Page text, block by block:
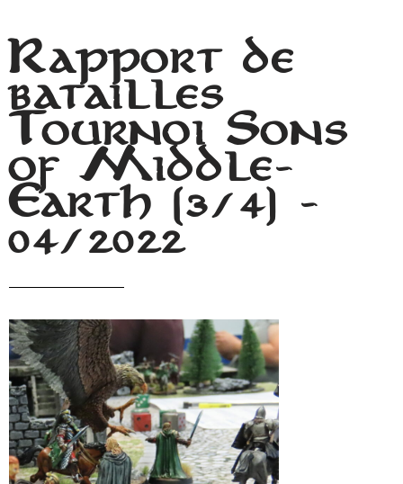
Rapport de
batailles
Tournoi Sons
of Middle-
Earth (3/4) -
04/2022